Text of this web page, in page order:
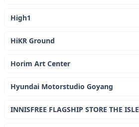
High1
HiKR Ground
Horim Art Center
Hyundai Motorstudio Goyang
INNISFREE FLAGSHIP STORE THE ISLE